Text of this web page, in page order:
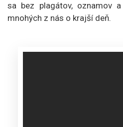
sa bez plagátov, oznamov
mnohých z nás o krajší deň.